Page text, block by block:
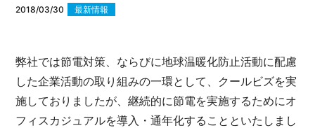
2018/03/30 最新情報
弊社では節電対策、ならびに地球温暖化防止活動に配慮
した企業活動の取り組みの一環として、クールビズを実
施しておりましたが、継続的に節電を実施するためにオ
フィスカジュアルを導入・通年化することといたしまし